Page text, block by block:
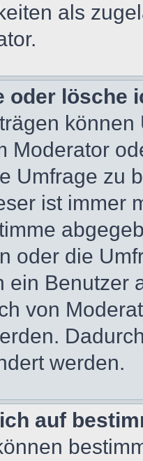
als
oder lösche
Moderator
Umfrage zu
ist immer
oder die
ein Benutzer
von
werden.
auf